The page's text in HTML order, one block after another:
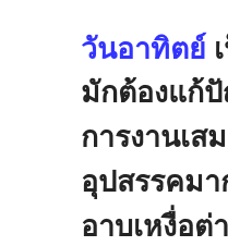
วันอาทิตย์
มักต้องแก้
การงานเส
อุปสรรคมา
อาบเหงื่อต่